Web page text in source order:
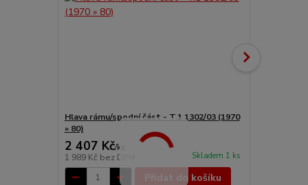
Hlava rámu/spodní část - T.1 1302/03 (1970
» 80)
2 407 Kč/ks
1 989 Kč bez DPH Skladem 1 ks
Přidat do košíku